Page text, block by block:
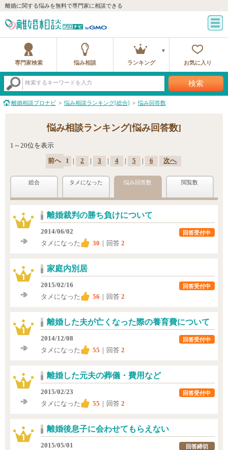
離婚に関する悩みを無料で専門家に相談できる
専門家検索 悩み相談 ランキング お気に入り
検索するキーワードを入力 検索
離婚相談プロナビ 悩み相談ランキング[総合] 悩み回答数
悩み相談ランキング[悩み回答数]
1～20位を表示
前へ 1 2 3 4 5 6 次へ
総合 タメになった 悩み回答数 閲覧数
離婚裁判の勝ち負けについて
2014/06/02
タメになった
30 ｜回答 2
回答受付中
家庭内別居
2015/02/16
タメになった
56 ｜回答 2
回答受付中
離婚した夫が亡くなった際の養育費について
2014/12/08
タメになった
55 ｜回答 2
回答受付中
離婚した元夫の葬儀・費用など
2015/02/23
タメになった
55 ｜回答 2
回答受付中
離婚後息子に会わせてもらえない
2015/05/01
回答締切